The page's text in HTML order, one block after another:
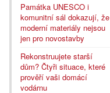
Památka UNESCO i
komunitní sál dokazují, že
moderní materiály nejsou
jen pro novostavby
Rekonstruujete starší
dům? Čtyři situace, které
prověří vaši domácí
vodárnu